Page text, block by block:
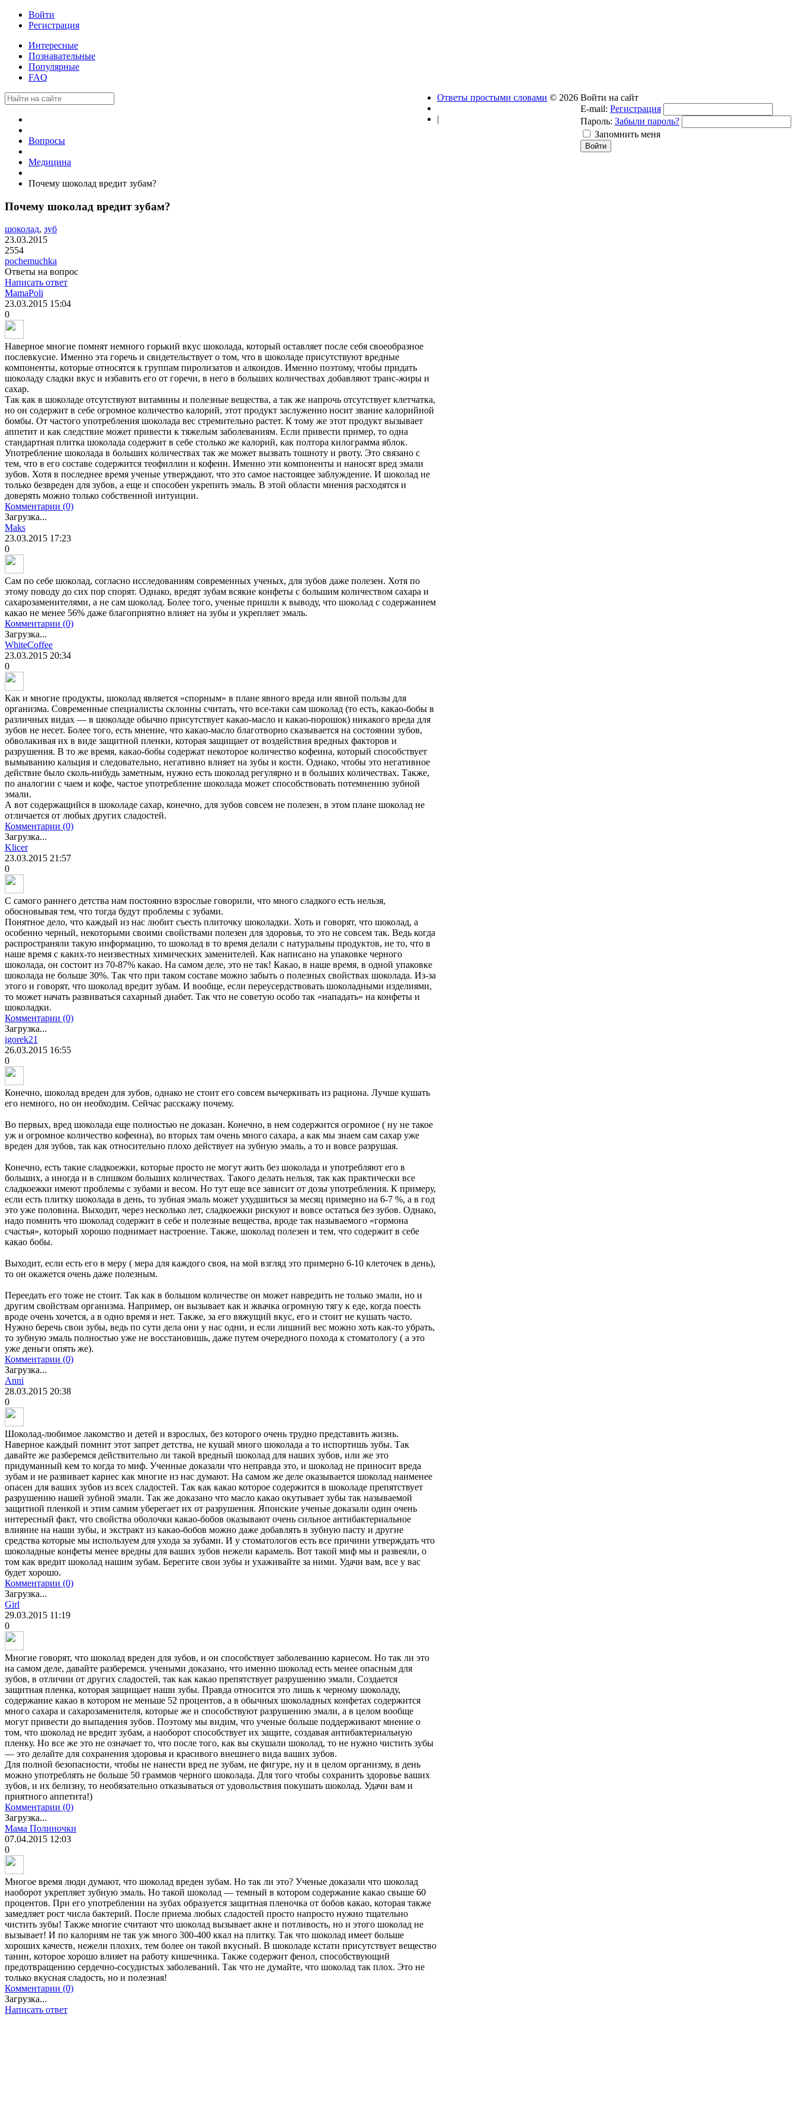
Войти
Регистрация
Интересные
Познавательные
Популярные
FAQ
Вопросы
Медицина
Почему шоколад вредит зубам?
Почему шоколад вредит зубам?
шоколад, зуб
23.03.2015
2554
pochemuchka
Ответы на вопрос
Написать ответ
MamaPoli
23.03.2015 15:04
0
Наверное многие помнят немного горький вкус шоколада, который оставляет после себя своеобразное
послевкусие. Именно эта горечь и свидетельствует о том, что в шоколаде присутствуют вредные
компоненты, которые относятся к группам пиролизатов и алкоидов. Именно поэтому, чтобы придать
шоколаду сладки вкус и избавить его от горечи, в него в больших количествах добавляют транс-жиры и
сахар.
Так как в шоколаде отсутствуют витамины и полезные вещества, а так же напрочь отсутствует клетчатка,
но он содержит в себе огромное количество калорий, этот продукт заслуженно носит звание калорийной
бомбы. От частого употребления шоколада вес стремительно растет. К тому же этот продукт вызывает
аппетит и как следствие может привести к тяжелым заболеваниям. Если привести пример, то одна
стандартная плитка шоколада содержит в себе столько же калорий, как полтора килограмма яблок.
Употребление шоколада в больших количествах так же может вызвать тошноту и рвоту. Это связано с
тем, что в его составе содержится теофиллин и кофеин. Именно эти компоненты и наносят вред эмали
зубов. Хотя в последнее время ученые утверждают, что это самое настоящее заблуждение. И шоколад не
только безвреден для зубов, а еще и способен укрепить эмаль. В этой области мнения расходятся и
доверять можно только собственной интуиции.
Комментарии (0)
Загрузка...
Maks
23.03.2015 17:23
0
Сам по себе шоколад, согласно исследованиям современных ученых, для зубов даже полезен. Хотя по
этому поводу до сих пор спорят. Однако, вредят зубам всякие конфеты с большим количеством сахара и
сахарозаменителями, а не сам шоколад. Более того, ученые пришли к выводу, что шоколад с содержанием
какао не менее 56% даже благоприятно влияет на зубы и укрепляет эмаль.
Комментарии (0)
Загрузка...
WhiteCoffee
23.03.2015 20:34
0
Как и многие продукты, шоколад является «спорным» в плане явного вреда или явной пользы для
организма. Современные специалисты склонны считать, что все-таки сам шоколад (то есть, какао-бобы в
различных видах — в шоколаде обычно присутствует какао-масло и какао-порошок) никакого вреда для
зубов не несет. Более того, есть мнение, что какао-масло благотворно сказывается на состоянии зубов,
обволакивая их в виде защитной пленки, которая защищает от воздействия вредных факторов и
разрушения. В то же время, какао-бобы содержат некоторое количество кофеина, который способствует
вымыванию кальция и следовательно, негативно влияет на зубы и кости. Однако, чтобы это негативное
действие было сколь-нибудь заметным, нужно есть шоколад регулярно и в больших количествах. Также,
по аналогии с чаем и кофе, частое употребление шоколада может способствовать потемнению зубной
эмали.
А вот содержащийся в шоколаде сахар, конечно, для зубов совсем не полезен, в этом плане шоколад не
отличается от любых других сладостей.
Комментарии (0)
Загрузка...
Klicer
23.03.2015 21:57
0
С самого раннего детства нам постоянно взрослые говорили, что много сладкого есть нельзя,
обосновывая тем, что тогда будут проблемы с зубами.
Понятное дело, что каждый из нас любит съесть плиточку шоколадки. Хоть и говорят, что шоколад, а
особенно черный, некоторыми своими свойствами полезен для здоровья, то это не совсем так. Ведь когда
распространяли такую информацию, то шоколад в то время делали с натуральны продуктов, не то, что в
наше время с каких-то неизвестных химических заменителей. Как написано на упаковке черного
шоколада, он состоит из 70-87% какао. На самом деле, это не так! Какао, в наше время, в одной упаковке
шоколада не больше 30%. Так что при таком составе можно забыть о полезных свойствах шоколада. Из-за
этого и говорят, что шоколад вредит зубам. И вообще, если переусердствовать шоколадными изделиями,
то может начать развиваться сахарный диабет. Так что не советую особо так «нападать» на конфеты и
шоколадки.
Комментарии (0)
Загрузка...
igorek21
26.03.2015 16:55
0
Конечно, шоколад вреден для зубов, однако не стоит его совсем вычеркивать из рациона. Лучше кушать
его немного, но он необходим. Сейчас расскажу почему.
Во первых, вред шоколада еще полностью не доказан. Конечно, в нем содержится огромное ( ну не такое
уж и огромное количество кофеина), во вторых там очень много сахара, а как мы знаем сам сахар уже
вреден для зубов, так как относительно плохо действует на зубную эмаль, а то и вовсе разрушая.
Конечно, есть такие сладкоежки, которые просто не могут жить без шоколада и употребляют его в
больших, а иногда и в слишком больших количествах. Такого делать нельзя, так как практически все
сладкоежки имеют проблемы с зубами и весом. Но тут еще все зависит от дозы употребления. К примеру,
если есть плитку шоколада в день, то зубная эмаль может ухудшиться за месяц примерно на 6-7 %, а в год
это уже половина. Выходит, через несколько лет, сладкоежки рискуют и вовсе остаться без зубов. Однако,
надо помнить что шоколад содержит в себе и полезные вещества, вроде так называемого «гормона
счастья», который хорошо поднимает настроение. Также, шоколад полезен и тем, что содержит в себе
какао бобы.
Выходит, если есть его в меру ( мера для каждого своя, на мой взгляд это примерно 6-10 клеточек в день),
то он окажется очень даже полезным.
Переедать его тоже не стоит. Так как в большом количестве он может навредить не только эмали, но и
другим свойствам организма. Например, он вызывает как и жвачка огромную тягу к еде, когда поесть
вроде очень хочется, а в одно время и нет. Также, за его вяжущий вкус, его и стоит не кушать часто.
Нужно беречь свои зубы, ведь по сути дела они у нас одни, и если лишний вес можно хоть как-то убрать,
то зубную эмаль полностью уже не восстановишь, даже путем очередного похода к стоматологу ( а это
уже деньги опять же).
Комментарии (0)
Загрузка...
Anni
28.03.2015 20:38
0
Шоколад-любимое лакомство и детей и взрослых, без которого очень трудно представить жизнь.
Наверное каждый помнит этот запрет детства, не кушай много шоколада а то испортишь зубы. Так
давайте же разберемся действительно ли такой вредный шоколад для наших зубов, или же это
придуманный кем то когда то миф. Ученные доказали что неправда это, и шоколад не приносит вреда
зубам и не развивает кариес как многие из нас думают. На самом же деле оказывается шоколад наименее
опасен для ваших зубов из всех сладостей. Так как какао которое содержится в шоколаде препятствует
разрушению нашей зубной эмали. Так же доказано что масло какао окутывает зубы так называемой
защитной пленкой и этим самим уберегает их от разрушения. Японские ученые доказали один очень
интересный факт, что свойства оболочки какао-бобов оказывают очень сильное антибактериальное
влияние на наши зубы, и экстракт из какао-бобов можно даже добавлять в зубную пасту и другие
средства которые мы используем для ухода за зубами. И у стоматологов есть все причини утверждать что
шоколадные конфеты менее вредны для ваших зубов нежели карамель. Вот такой миф мы и развеяли, о
том как вредит шоколад нашим зубам. Берегите свои зубы и ухаживайте за ними. Удачи вам, все у вас
будет хорошо.
Комментарии (0)
Загрузка...
Girl
29.03.2015 11:19
0
Многие говорят, что шоколад вреден для зубов, и он способствует заболеванию кариесом. Но так ли это
на самом деле, давайте разберемся. учеными доказано, что именно шоколад есть менее опасным для
зубов, в отличии от других сладостей, так как какао препятствует разрушению эмали. Создается
защитная пленка, которая защищает наши зубы. Правда относится это лишь к черному шоколаду,
содержание какао в котором не меньше 52 процентов, а в обычных шоколадных конфетах содержится
много сахара и сахарозаменителя, которые же и способствуют разрушению эмали, а в целом вообще
могут привести до выпадения зубов. Поэтому мы видим, что ученые больше поддерживают мнение о
том, что шоколад не вредит зубам, а наоборот способствует их защите, создавая антибактериальную
пленку. Но все же это не означает то, что после того, как вы скушали шоколад, то не нужно чистить зубы
— это делайте для сохранения здоровья и красивого внешнего вида ваших зубов.
Для полной безопасности, чтобы не нанести вред не зубам, не фигуре, ну и в целом организму, в день
можно употреблять не больше 50 граммов черного шоколада. Для того чтобы сохранить здоровье ваших
зубов, и их белизну, то необязательно отказываться от удовольствия покушать шоколад. Удачи вам и
приятного аппетита!)
Комментарии (0)
Загрузка...
Мама Полиночки
07.04.2015 12:03
0
Многое время люди думают, что шоколад вреден зубам. Но так ли это? Ученые доказали что шоколад
наоборот укрепляет зубную эмаль. Но такой шоколад — темный в котором содержание какао свыше 60
процентов. При его употреблении на зубах образуется защитная пленочка от бобов какао, которая также
замедляет рост числа бактерий. После приема любых сладостей просто напросто нужно тщательно
чистить зубы! Также многие считают что шоколад вызывает акне и потливость, но и этого шоколад не
вызывает! И по калориям не так уж много 300-400 ккал на плитку. Так что шоколад имеет больше
хороших качеств, нежели плохих, тем более он такой вкусный. В шоколаде кстати присутствует вещество
танин, которое хорошо влияет на работу кишечника. Также содержит фенол, способствующий
предотвращению сердечно-сосудистых заболеваний. Так что не думайте, что шоколад так плох. Это не
только вкусная сладость, но и полезная!
Комментарии (0)
Загрузка...
Написать ответ
Войти на сайт
E-mail: Регистрация
Пароль: Забыли пароль?
Запомнить меня
Ответы простыми словами © 2026
|